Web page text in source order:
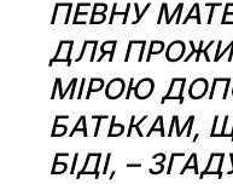
ПЕВНУ
ДЛЯ
МІРОЮ
БАТЬКАМ,
БІДІ, –